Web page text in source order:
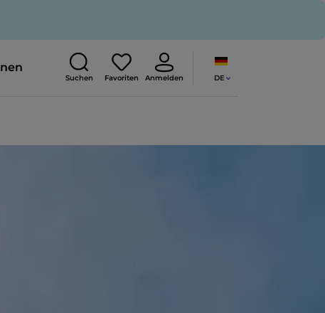
Suchen Favoriten Anmelden DE